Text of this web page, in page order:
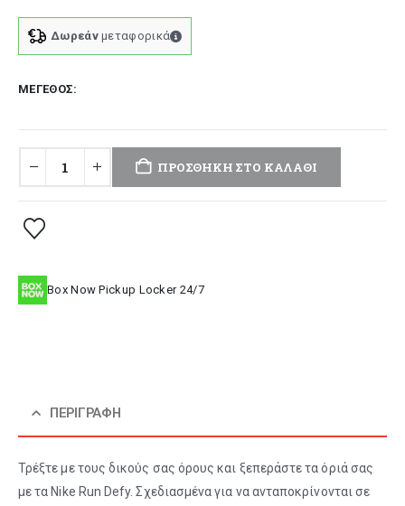
63,00 €.είναι:
58,00 €.
Δωρεάνμεταφορικά
ΜΈΓΕΘΟΣ
ΠΡΟΣΘΉΚΗ ΣΤΟ ΚΑΛΆΘΙ
Box Now Pickup Locker 24/7
ΠΕΡΙΓΡΑΦΉ
Τρέξτε με τους δικούς σας όρους και ξεπεράστε τα όριά σας
με τα Nike Run Defy. Σχεδιασμένα για να ανταποκρίνονται σε